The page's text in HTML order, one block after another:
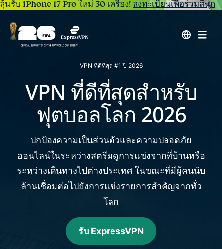
ลุ้นรับ iPhone 17 Pro ใหม่ 30 เครื่อง! ลงทะเบียนเพื่อร่วมสนุก
VPN ที่ดีที่สุด #1 ปี 2026
VPN ที่ดีที่สุดสำหรับ
ฟุตบอลโลก 2026
ปกป้องความเป็นส่วนตัวและความปลอดภัย
ออนไลน์ในระหว่างสตรีมดูการแข่งจากที่บ้านหรือ
ระหว่างเดินทางไปต่างประเทศ ในขณะที่มีผู้คนนับ
ล้านเชื่อมต่อไปยังการแข่งรายการสำคัญจากทั่ว
โลก
รับ ExpressVPN